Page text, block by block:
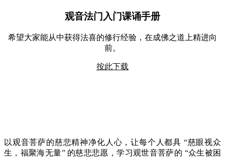
观音法门入门课诵手册
希望大家能从中获得法喜的修行经验，在成佛之道上精进向
前。
按此下载
以观音菩萨的慈悲精神净化人心，让每个人都具 “慈眼视众
生，福聚海无量” 的慈悲悲愿，学习观世音菩萨的 “众生被困